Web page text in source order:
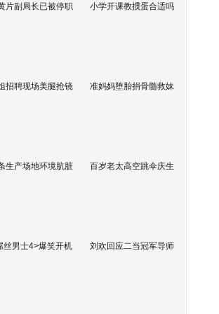
片副局长已被停职 小学开课教掼蛋合适吗
招聘现场美腿抢镜 准妈妈堕胎捐骨髓救妹
生产场地环境肮脏 百岁老太高空跳伞庆生
丝男士4>爆笑开机 刘欢回应二当冠军导师